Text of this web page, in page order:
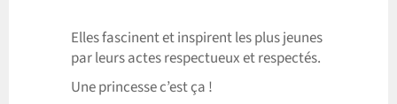
Elles fascinent et inspirent les plus jeunes
par leurs actes respectueux et respectés.
Une princesse c’est ça !